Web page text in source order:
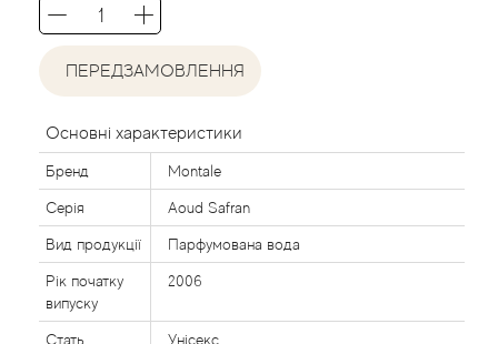
ПЕРЕДЗАМОВЛЕННЯ
Основні характеристики
Бренд Montale
Серія Aoud Safran
Вид продукції Парфумована вода
Рік початку
випуску
2006
Стать Унісекс
Acqua di Parma
Adidas
Aedes de Venustas
Aerin Lauder